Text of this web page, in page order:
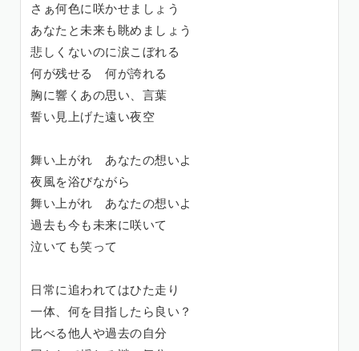
さぁ何色に咲かせましょう
あなたと未来も眺めましょう
悲しくないのに涙こぼれる
何が残せる 何が誇れる
胸に響くあの思い、言葉
誓い見上げた遠い夜空
舞い上がれ あなたの想いよ
夜風を浴びながら
舞い上がれ あなたの想いよ
過去も今も未来に咲いて
泣いても笑って
日常に追われてはひた走り
一体、何を目指したら良い？
比べる他人や過去の自分